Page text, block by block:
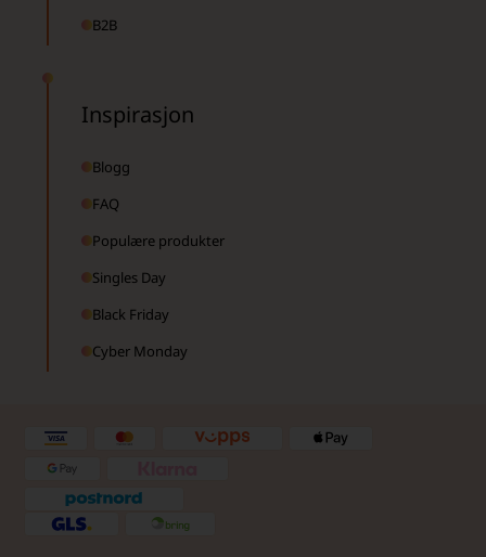
B2B
Inspirasjon
Blogg
FAQ
Populære produkter
Singles Day
Black Friday
Cyber Monday